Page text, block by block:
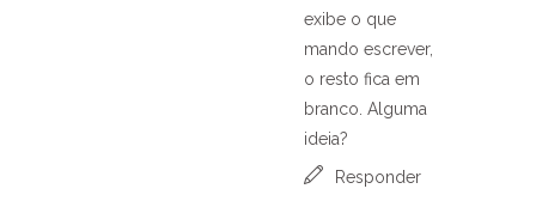
exibe o que
mando escrever,
o resto fica em
branco. Alguma
ideia?
Responder